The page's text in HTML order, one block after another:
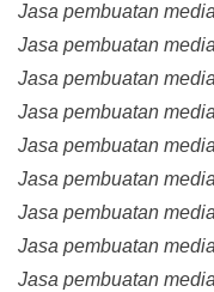
Jasa pembuatan
Jasa pembuatan
Jasa pembuatan
Jasa pembuatan
Jasa pembuatan
Jasa pembuatan
Jasa pembuatan
Jasa pembuatan
Jasa pembuatan